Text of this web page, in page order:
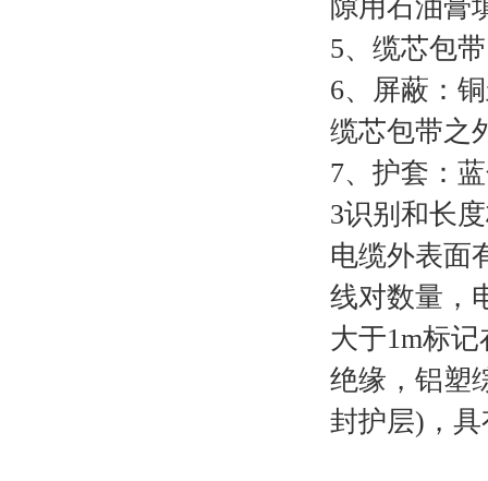
隙用石油膏
5、缆芯包
6、屏蔽：
缆芯包带之
7、护套：
3识别和长
电缆外表面
线对数量，
大于1m标记
绝缘，铝塑
封护层) ，